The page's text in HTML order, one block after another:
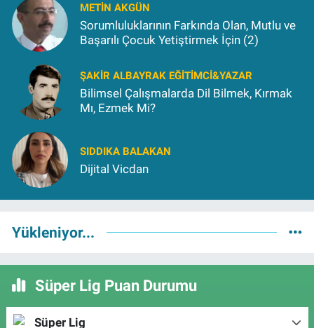
METIN AKGÜN
Sorumluluklarının Farkında Olan, Mutlu ve
Başarılı Çocuk Yetiştirmek İçin (2)
ŞAKIR ALBAYRAK EĞITIMCI&YAZAR
Bilimsel Çalışmalarda Dil Bilmek, Kırmak
Mı, Ezmek Mi?
SIDDIKA BALAKAN
Dijital Vicdan
Yükleniyor...
Süper Lig Puan Durumu
Süper Lig